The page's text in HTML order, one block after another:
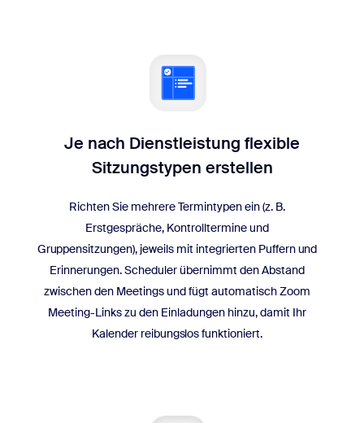
Je nach Dienstleistung flexible
Sitzungstypen erstellen
Richten Sie mehrere Termintypen ein (z. B.
Erstgespräche, Kontrolltermine und
Gruppensitzungen), jeweils mit integrierten Puffern und
Erinnerungen. Scheduler übernimmt den Abstand
zwischen den Meetings und fügt automatisch Zoom
Meeting-Links zu den Einladungen hinzu, damit Ihr
Kalender reibungslos funktioniert.